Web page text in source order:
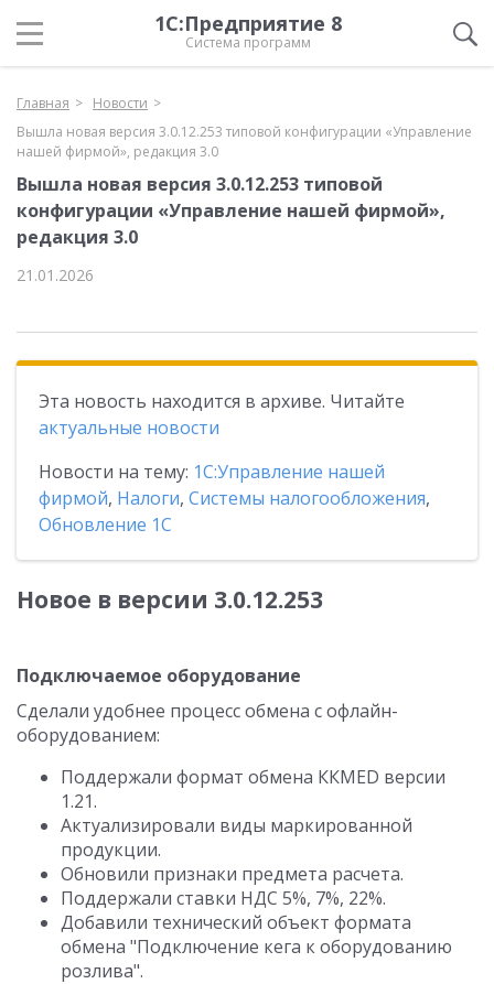
1С:Предприятие 8
Система программ
Главная
Новости
Вышла новая версия 3.0.12.253 типовой конфигурации «Управление
нашей фирмой», редакция 3.0
Вышла новая версия 3.0.12.253 типовой
конфигурации «Управление нашей фирмой»,
редакция 3.0
21.01.2026
Эта новость находится в архиве. Читайте
актуальные новости
Новости на тему: 1С:Управление нашей
фирмой, Налоги, Системы налогообложения,
Обновление 1С
Новое в версии 3.0.12.253
Подключаемое оборудование
Сделали удобнее процесс обмена с офлайн-
оборудованием:
Поддержали формат обмена ККМED версии
1.21.
Актуализировали виды маркированной
продукции.
Обновили признаки предмета расчета.
Поддержали ставки НДС 5%, 7%, 22%.
Добавили технический объект формата
обмена "Подключение кега к оборудованию
розлива".